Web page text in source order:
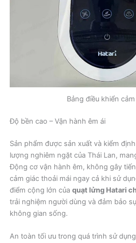
Bảng điều khiển
Độ bền cao – Vận hành êm ái
Sản phẩm được sản xuất và kiểm
lượng nghiêm ngặt của Thái Lan,
Động cơ vận hành êm, không gây
cảm giác thoải mái ngay cả khi sử
điểm cộng lớn của quạt lửng Hatari
trải nghiệm người dùng và đảm bảo
không gian sống.
An toàn tối ưu trong quá trình sử dụng